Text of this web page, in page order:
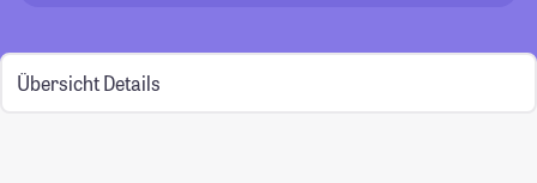
Übersicht Details